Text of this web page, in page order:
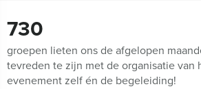
730
groepen lieten ons de afgelopen
tevreden te zijn met de organisatie van
evenement zelf én de begeleiding!